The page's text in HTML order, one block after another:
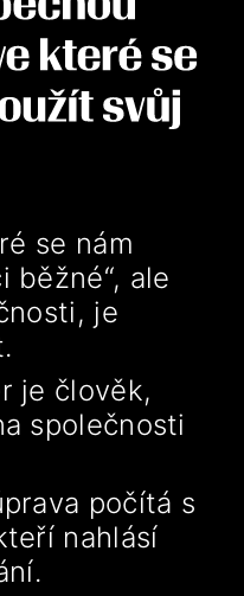
se nám
běžné“, ale
je
je člověk,
společnosti
počítá s
nahlásí